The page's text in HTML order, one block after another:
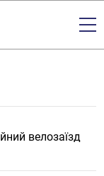
велозаїзд